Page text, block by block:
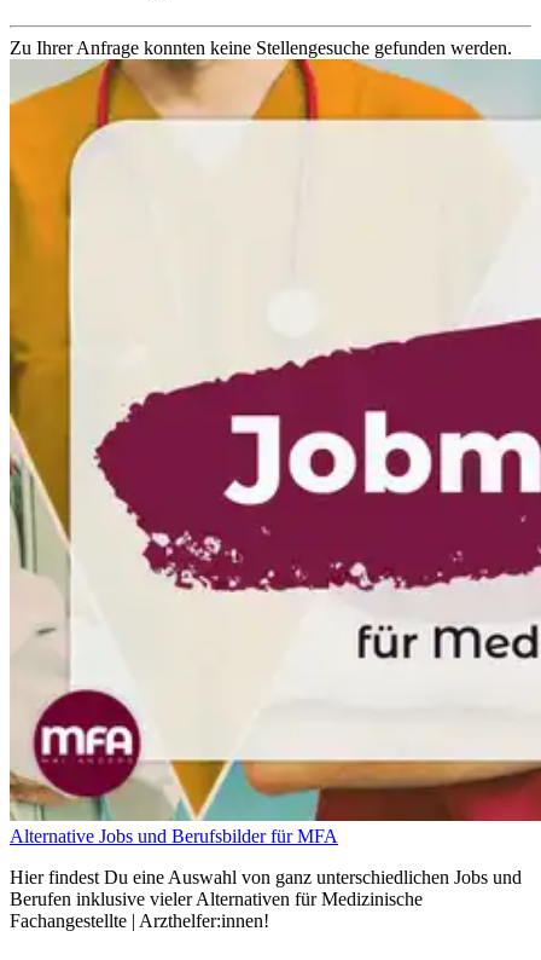
Zu Ihrer Anfrage konnten keine Stellengesuche gefunden werden.
Alternative Jobs und Berufsbilder für MFA
Hier findest Du eine Auswahl von ganz unterschiedlichen Jobs und
Berufen inklusive vieler Alternativen für Medizinische
Fachangestellte | Arzthelfer:innen!